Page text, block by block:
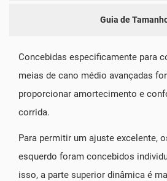
Guia de
Concebidas especificamente para
meias de cano médio avançadas
proporcionar amortecimento e
corrida.
Para permitir um ajuste excelente,
esquerdo foram concebidos
isso, a parte superior dinâmica é